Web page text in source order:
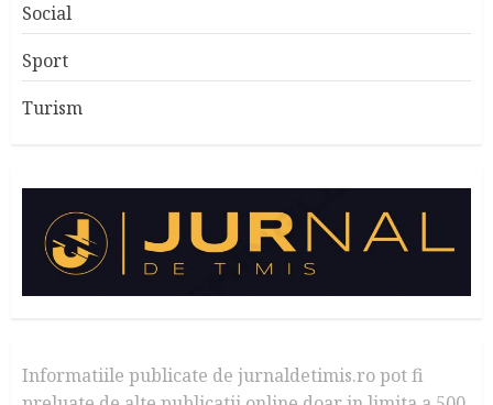
Social
Sport
Turism
Informatiile publicate de jurnaldetimis.ro pot fi